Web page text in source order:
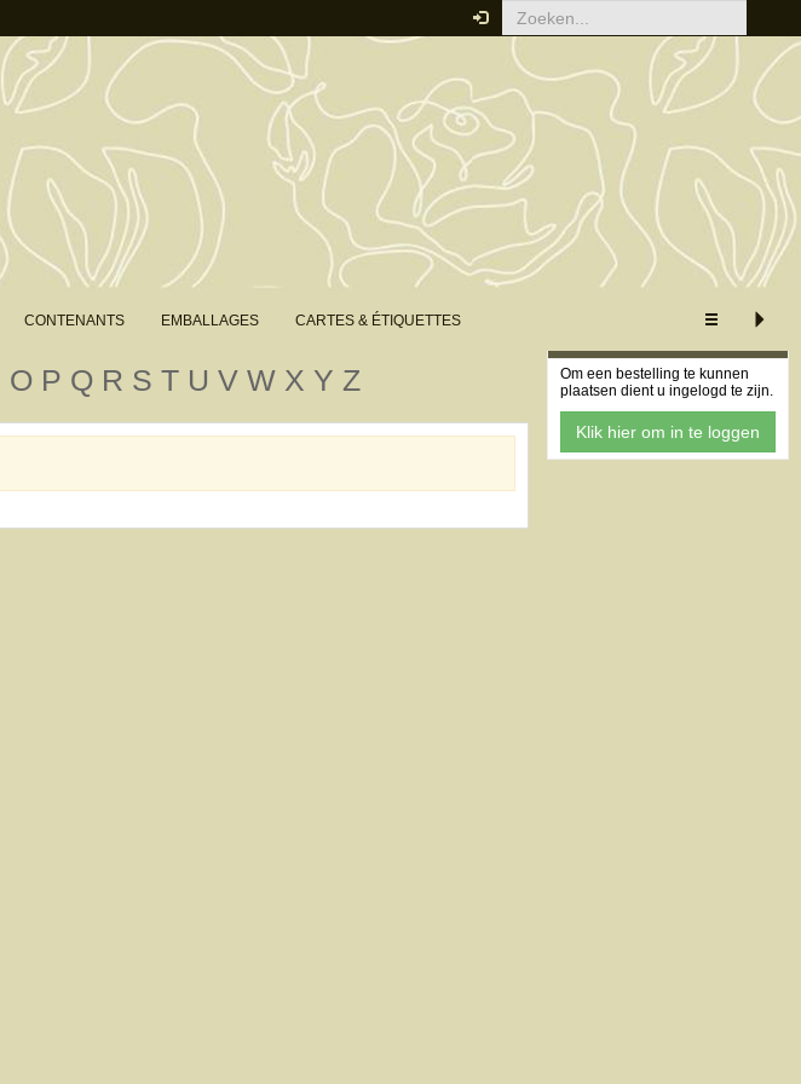
CONTENANTS EMBALLAGES CARTES & ÉTIQUETTES
O P Q R S T U V W X Y Z
WEERGAVE
XS S L
Uitgebreide weergave
Minimale weergave
Om een bestelling te kunnen
plaatsen dient u ingelogd te zijn.
Klik hier om in te loggen